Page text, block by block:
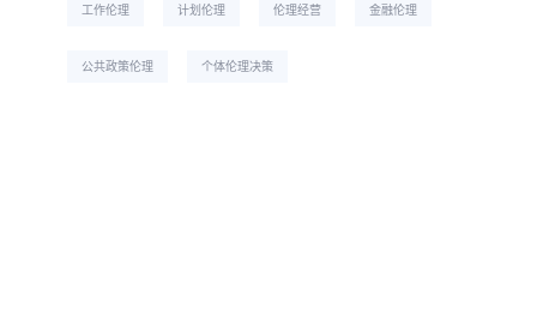
工作伦理 计划伦理 伦理经营 金融伦理
公共政策伦理 个体伦理决策